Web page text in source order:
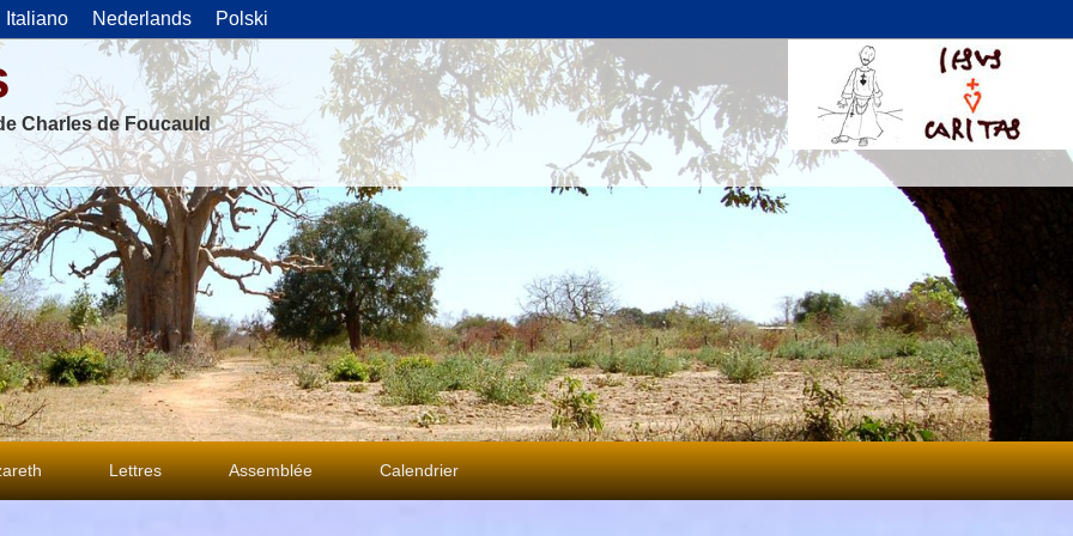
Italiano Nederlands Polski
Charles de Foucauld
Lettres Assemblée Calendrier